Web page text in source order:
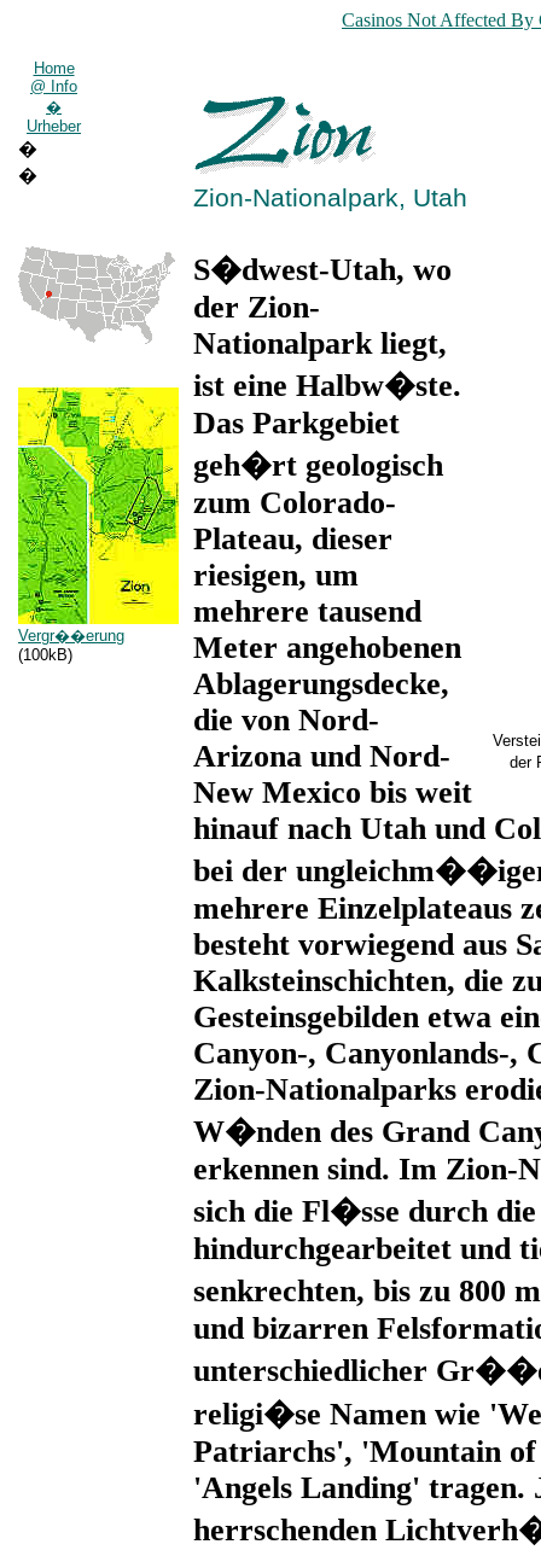
Casinos Not Affected By
Home
@ Info
�
Urheber
�
�
Zion-Nationalpark, Utah
Vergr��erung
(100kB)
der
S�dwest-Utah, wo
der Zion-
Nationalpark liegt,
ist eine Halbw�ste.
Das Parkgebiet
geh�rt geologisch
zum Colorado-
Plateau, dieser
riesigen, um
mehrere tausend
Meter angehobenen
Ablagerungsdecke,
die von Nord-
Arizona und Nord-
New Mexico bis weit
hinauf nach Utah und
bei der
mehrere Einzelplateaus
besteht vorwiegend aus
Kalksteinschichten, die
Gesteinsgebilden etwa
Canyon-, Canyonlands-,
Zion-Nationalparks
W�nden des Grand
erkennen sind. Im Zion-
sich die Fl�sse durch die
hindurchgearbeitet und
senkrechten, bis zu 800
und bizarren
unterschiedlicher
religi�se Namen wie
Patriarchs', 'Mountain of
'Angels Landing' tragen.
herrschenden